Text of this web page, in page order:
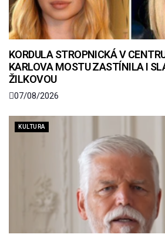
KORDULA STROPNICKÁ V
KARLOVA MOSTU ZASTÍNILA I
ŽILKOVOU
07/08/2026
KULTURA